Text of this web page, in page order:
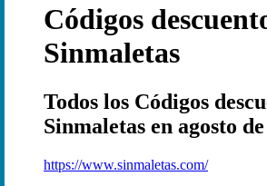
Códigos
Sinmaletas
Todos los Códigos
Sinmaletas en agosto
https://www.sinmaletas.com/